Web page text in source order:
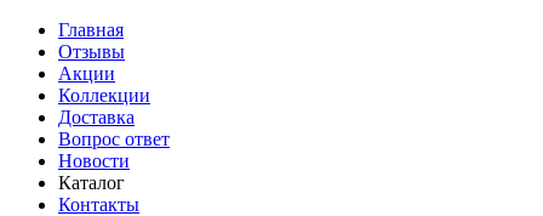
Главная
Отзывы
Акции
Коллекции
Доставка
Вопрос ответ
Новости
Каталог
Контакты